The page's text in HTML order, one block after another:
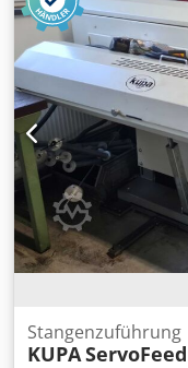
Stangenzuführung
KUPAServoFeed